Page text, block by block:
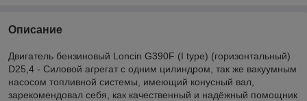
Описание
Двигатель бензиновый Loncin G390F (I type) (горизонтальный)
D25,4 - Силовой агрегат с одним цилиндром, так же вакуумным
насосом топливной системы, имеющий конусный вал,
зарекомендовал себя, как качественный и надёжный помощник